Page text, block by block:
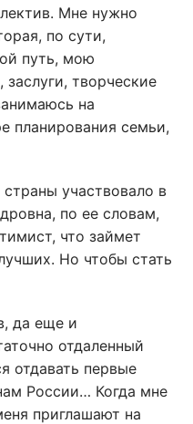
Мне нужно
по сути,
путь, мою
творческие
на
планирования семьи,
участвовало в
по ее словам,
что займет
Но чтобы стать
да еще и
отдаленный
отдавать первые
России… Когда мне
приглашают на